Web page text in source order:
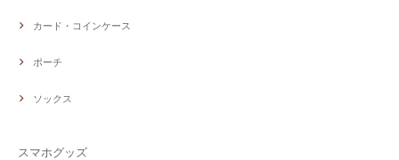
カード・コインケース
ポーチ
ソックス
スマホグッズ